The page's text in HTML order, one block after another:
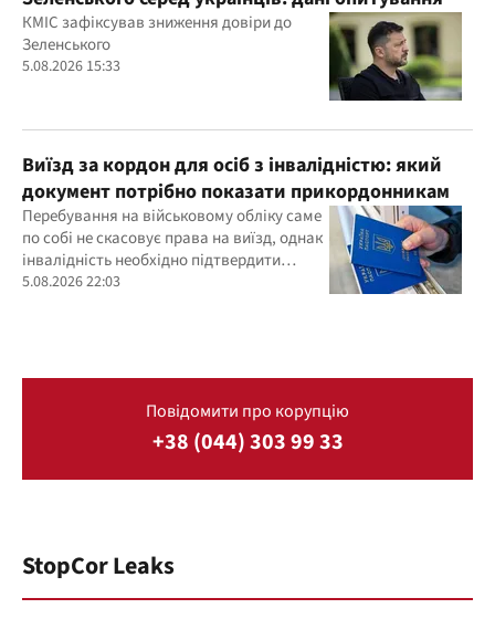
КМІС зафіксував зниження довіри до
Зеленського
5.08.2026 15:33
Виїзд за кордон для осіб з інвалідністю: який
документ потрібно показати прикордонникам
Перебування на військовому обліку саме
по собі не скасовує права на виїзд, однак
інвалідність необхідно підтвердити
документально
5.08.2026 22:03
Повідомити про корупцію
+38 (044) 303 99 33
StopCor Leaks